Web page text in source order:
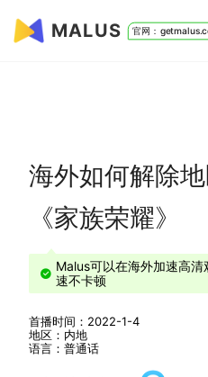
MALUS 官网：
海外如何解除
《家族荣耀》
Malus可以在海外加速高
速不卡顿
首播时间：2022-1-4
地区：内地
语言：普通话